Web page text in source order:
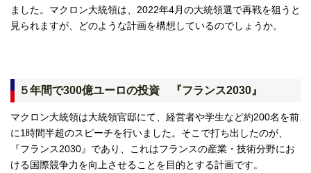
ました。マクロン大統領は、2022年4月の大統領選で再戦を狙うと
見られますが、どのような計画を構想しているのでしょうか。
５年間で300億ユーロの投資 『フランス2030』
マクロン大統領は大統領官邸にて、経営者や学生など約200名を前
に1時間半超のスピーチを行いました。そこで打ち出したのが、
『フランス2030』であり、これはフランスの産業・技術分野にお
ける国際競争力を向上させることを目的とする計画です。